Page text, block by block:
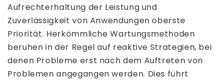
Aufrechterhaltung der Leistung und
Zuverlässigkeit von Anwendungen oberste
Priorität. Herkömmliche Wartungsmethoden
beruhen in der Regel auf reaktive Strategien, bei
denen Probleme erst nach dem Auftreten von
Problemen angegangen werden. Dies führt